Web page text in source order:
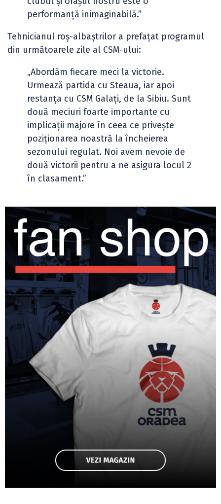
performanță inimaginabilă.”
Tehnicianul roș-albaștrilor a prefațat programul
din următoarele zile al CSM-ului:
„Abordăm fiecare meci la victorie.
Urmează partida cu Steaua, iar apoi
restanța cu CSM Galați, de la Sibiu. Sunt
două meciuri foarte importante cu
implicații majore în ceea ce privește
poziționarea noastră la încheierea
sezonului regulat. Noi avem nevoie de
două victorii pentru a ne asigura locul 2
în clasament.”